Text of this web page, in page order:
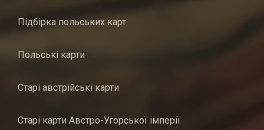
Підбірка польських карт
Польські карти
Старі австрійські карти
Старі карти Австро-Угорської імперії